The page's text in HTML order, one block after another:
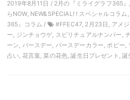
2019年8月11日 / 2月の『ミライグラフ365』 ,
らNOW, NEW&SPECIAL! ! スペシャルコラム ,
365』コラム / #FFEC47, 2月23日 , アメ
ー, ジンチョウゲ, スピリチュアルナンバー ,
ーン, バースデー, バースデーカラー,ポピー,
占い, 花言葉,菜の花色,誕生日プレゼント ,誕